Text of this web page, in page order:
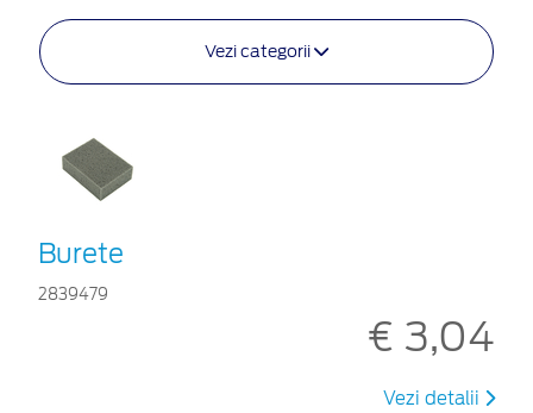
Vezi categorii
Burete
2839479
€ 3,04
Vezi detalii